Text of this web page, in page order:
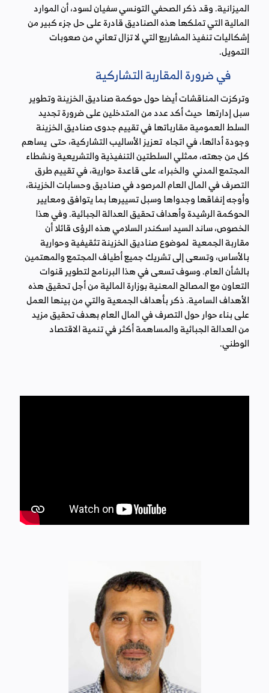
الميزانية. وقد ذكر الصحفي التونسي سفيان لسود، أن الموارد
المالية التي تملكها هذه الصناديق قادرة على حل جزء كبير من
إشكاليات تنفيذ المشاريع التي لا تزال تعاني من صعوبات
التمويل.
في ضرورة المقاربة التشاركية
وتركزت المناقشات أيضا حول حوكمة صناديق الخزينة وتطوير
سبل إدارتها حيث أكد عدد من المتدخلين على ضرورة تجديد
السلط العمومية مقارباتها في تقييم جدوى صناديق الخزينة
وجودة أدائها، في اتجاه تعزيز الأساليب التشاركية، حتى يساهم
كل من جهته، ممثلي السلطتين التنفيذية والتشريعية ونشطاء
المجتمع المدني والخبراء، على قاعدة حوارية، في تقييم طرق
التصرف في المال العام المرصود في صناديق وحسابات الخزينة،
وأوجه إنفاقها وجدواها وسبل تسييرها بما يتوافق ومعايير
الحوكمة الرشيدة وأهداف تحقيق العدالة الجبائية. وفي هذا
الخصوص، ساند السيد اسكندر السلامي هذه الرؤى قائلا أن
مقاربة الجمعية لموضوع صناديق الخزينة تثقيفية وحوارية
بالأساس، وتسعى إلى تشريك جميع أطياف المجتمع والمهتمين
بالشأن العام. وسوف تسعى في هذا البرنامج لتطوير قنوات
التعاون مع المصالح المعنية بوزارة المالية من أجل تحقيق هذه
الأهداف السامية. ذكر بأهداف الجمعية والتي من بينها العمل
على بناء حوار حول التصرف في المال العام بهدف تحقيق مزيد
من العدالة الجبائية والمساهمة أكثر في تنمية الاقتصاد
الوطني.